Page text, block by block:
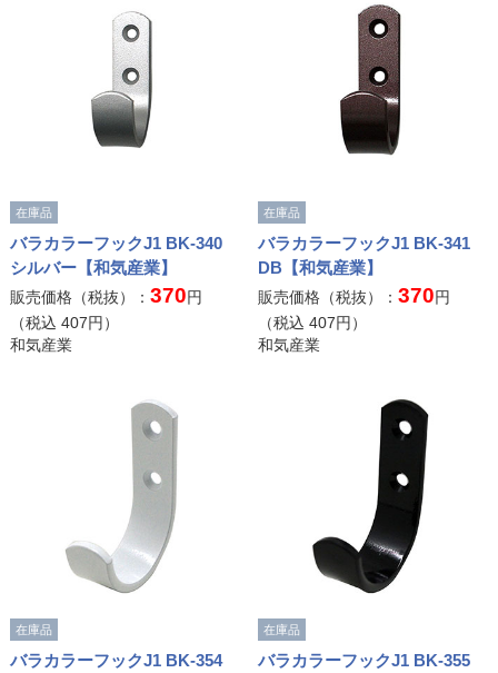
在庫品
バラカラーフックJ1 BK-340
シルバー【和気産業】
販売価格（税抜）： 370円
（税込 407円）
和気産業
在庫品
バラカラーフックJ1 BK-341
DB【和気産業】
販売価格（税抜）：370円
（税込407円）
和気産業
在庫品
バラカラーフックJ1 BK-354
在庫品
バラカラーフックJ1 BK-355